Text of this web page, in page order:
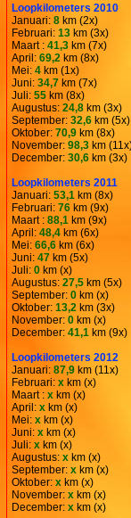
Loopkilometers 2010
Januari: 8 km (2x)
Februari: 13 km (3x)
Maart : 41,3 km (7x)
April: 69,2 km (8x)
Mei: 4 km (1x)
Juni: 34,7 km (7x)
Juli: 55 km (8x)
Augustus: 24,8 km (3x)
September: 32,6 km (5x)
Oktober: 70,9 km (8x)
November: 98,3 km
December: 30,6 km (3x)
Loopkilometers 2011
Januari: 53,1 km (8x)
Februari: 76 km (9x)
Maart : 88,1 km (9x)
April: 48,4 km (6x)
Mei: 66,6 km (6x)
Juni: 47 km (5x)
Juli: 0 km (x)
Augustus: 27,5 km (5x)
September: 0 km (x)
Oktober: 13,2 km (3x)
November: 0 km (x)
December: 41,1 km (9x)
Loopkilometers 2012
Januari: 87,9 km (11x)
Februari: x km (x)
Maart : x km (x)
April: x km (x)
Mei: x km (x)
Juni: x km (x)
Juli: x km (x)
Augustus: x km (x)
September: x km (x)
Oktober: x km (x)
November: x km (x)
December: x km (x)